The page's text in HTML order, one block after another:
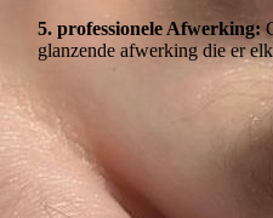
5. professionele Afwerking:
glanzende afwerking die er